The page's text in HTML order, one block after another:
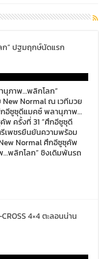
” ปฐมฤกษ์นัดแรก
นุภาพ…พลิกโลก”
Normal ณ เวทีมวย
กอีซูซุดีแมคซ์ พลานุภาพ…
ครั้งที่ 31 “ศึกอีซูซุดี
เพชรยืนยันความพร้อม
Normal ศึกอีซูซุคัพ
พลิกโลก” ชิงเดิมพันรถ
4×4 ตะลอนน่าน